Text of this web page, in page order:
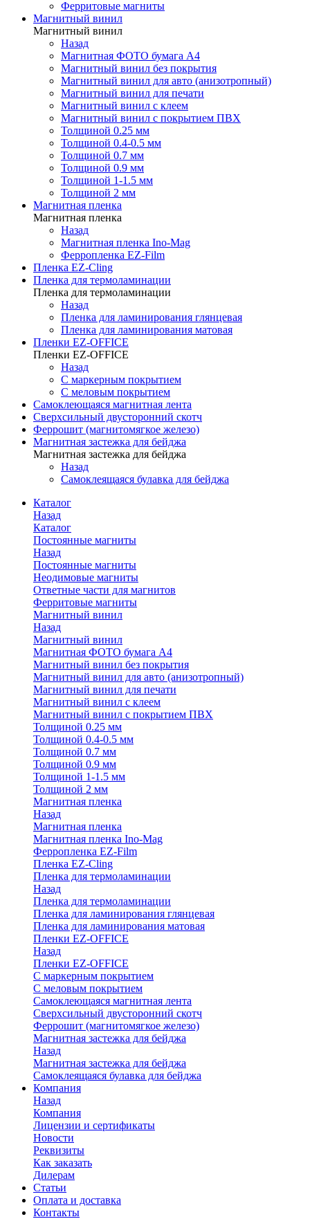
Ферритовые магниты
Магнитный винил
Магнитный винил
Назад
Магнитная ФОТО бумага А4
Магнитный винил без покрытия
Магнитный винил для авто (анизотропный)
Магнитный винил для печати
Магнитный винил с клеем
Магнитный винил с покрытием ПВХ
Толщиной 0.25 мм
Толщиной 0.4-0.5 мм
Толщиной 0.7 мм
Толщиной 0.9 мм
Толщиной 1-1.5 мм
Толщиной 2 мм
Магнитная пленка
Магнитная пленка
Назад
Магнитная пленка Ino-Mag
Ферропленка EZ-Film
Пленка EZ-Cling
Пленка для термоламинации
Пленка для термоламинации
Назад
Пленка для ламинирования глянцевая
Пленка для ламинирования матовая
Пленки EZ-OFFICE
Пленки EZ-OFFICE
Назад
С маркерным покрытием
С меловым покрытием
Самоклеющаяся магнитная лента
Сверхсильный двусторонний скотч
Феррошит (магнитомягкое железо)
Магнитная застежка для бейджа
Магнитная застежка для бейджа
Назад
Самоклеящаяся булавка для бейджа
Каталог
Назад
Каталог
Постоянные магниты
Назад
Постоянные магниты
Неодимовые магниты
Ответные части для магнитов
Ферритовые магниты
Магнитный винил
Назад
Магнитный винил
Магнитная ФОТО бумага А4
Магнитный винил без покрытия
Магнитный винил для авто (анизотропный)
Магнитный винил для печати
Магнитный винил с клеем
Магнитный винил с покрытием ПВХ
Толщиной 0.25 мм
Толщиной 0.4-0.5 мм
Толщиной 0.7 мм
Толщиной 0.9 мм
Толщиной 1-1.5 мм
Толщиной 2 мм
Магнитная пленка
Назад
Магнитная пленка
Магнитная пленка Ino-Mag
Ферропленка EZ-Film
Пленка EZ-Cling
Пленка для термоламинации
Назад
Пленка для термоламинации
Пленка для ламинирования глянцевая
Пленка для ламинирования матовая
Пленки EZ-OFFICE
Назад
Пленки EZ-OFFICE
С маркерным покрытием
С меловым покрытием
Самоклеющаяся магнитная лента
Сверхсильный двусторонний скотч
Феррошит (магнитомягкое железо)
Магнитная застежка для бейджа
Назад
Магнитная застежка для бейджа
Самоклеящаяся булавка для бейджа
Компания
Назад
Компания
Лицензии и сертификаты
Новости
Реквизиты
Как заказать
Дилерам
Статьи
Оплата и доставка
Контакты